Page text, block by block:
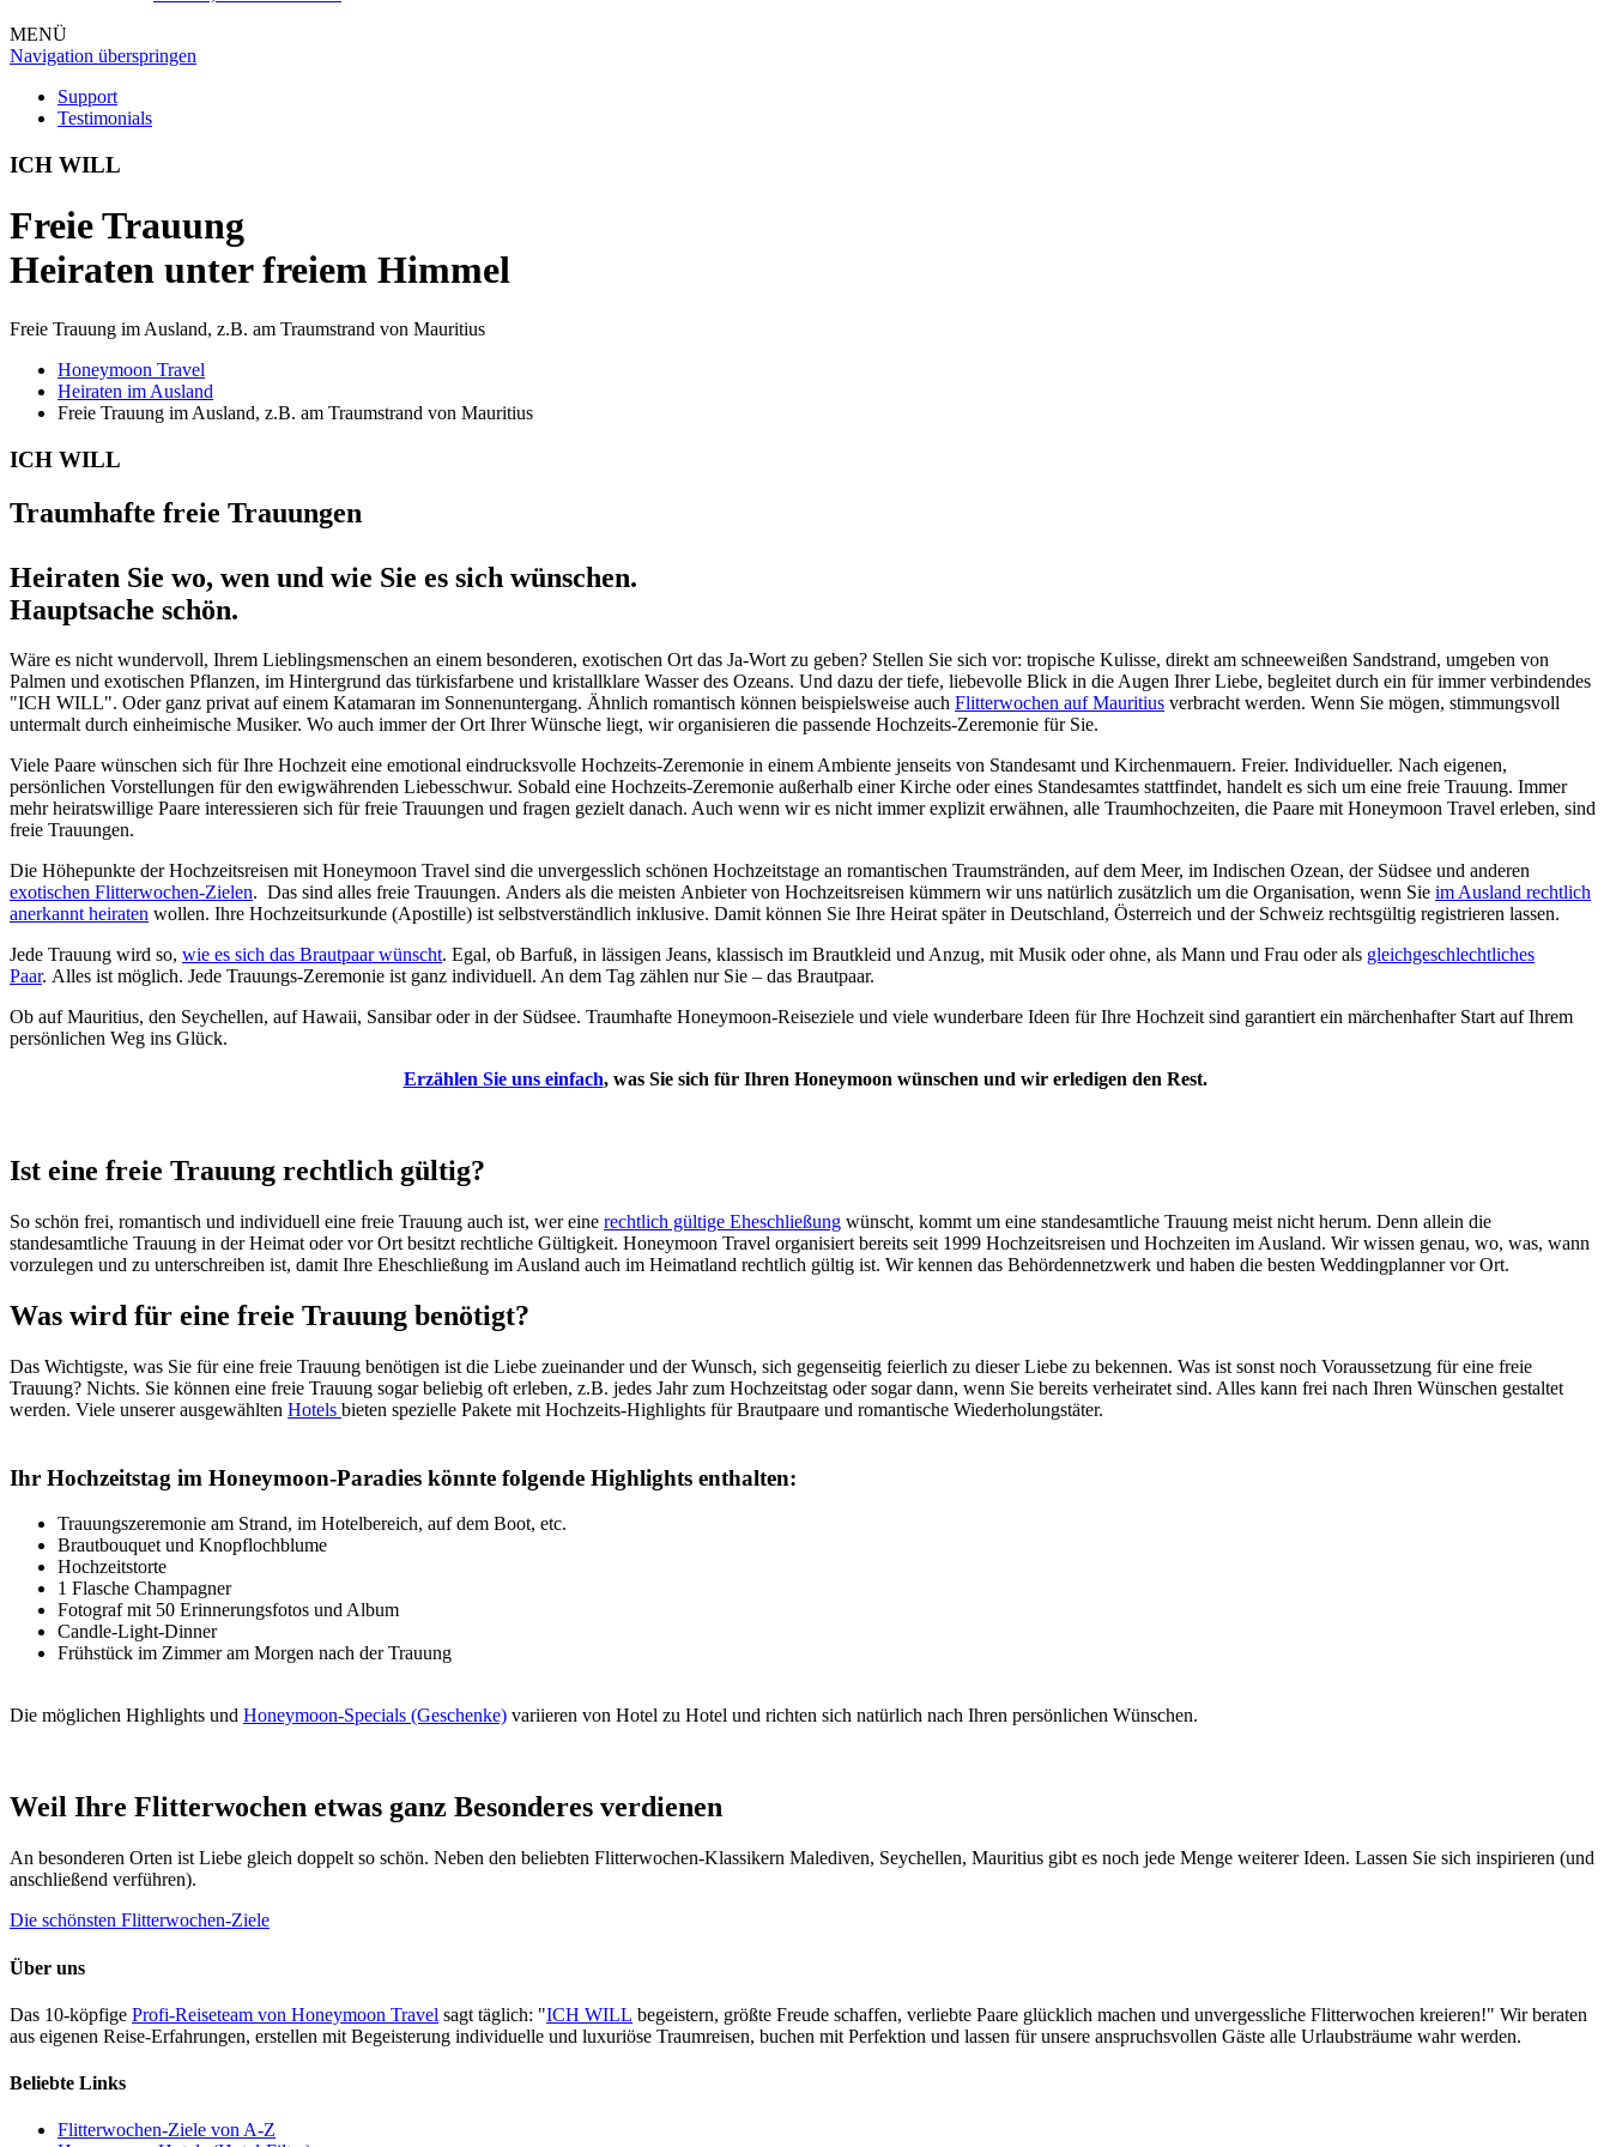
MENÜ
Navigation überspringen
Support
Testimonials
ICH WILL
Freie Trauung
Heiraten unter freiem Himmel
Freie Trauung im Ausland, z.B. am Traumstrand von Mauritius
Honeymoon Travel
Heiraten im Ausland
Freie Trauung im Ausland, z.B. am Traumstrand von Mauritius
ICH WILL
Traumhafte freie Trauungen
Heiraten Sie wo, wen und wie Sie es sich wünschen.
Hauptsache schön.
Wäre es nicht wundervoll, Ihrem Lieblingsmenschen an einem besonderen, exotischen Ort das Ja-Wort zu geben? Stellen Sie sich vor: tropische Kulisse, direkt am schneeweißen Sandstrand, umgeben von
Palmen und exotischen Pflanzen, im Hintergrund das türkisfarbene und kristallklare Wasser des Ozeans. Und dazu der tiefe, liebevolle Blick in die Augen Ihrer Liebe, begleitet durch ein für immer verbindendes
"ICH WILL". Oder ganz privat auf einem Katamaran im Sonnenuntergang. Ähnlich romantisch können beispielsweise auch Flitterwochen auf Mauritius verbracht werden. Wenn Sie mögen, stimmungsvoll
untermalt durch einheimische Musiker. Wo auch immer der Ort Ihrer Wünsche liegt, wir organisieren die passende Hochzeits-Zeremonie für Sie.
Viele Paare wünschen sich für Ihre Hochzeit eine emotional eindrucksvolle Hochzeits-Zeremonie in einem Ambiente jenseits von Standesamt und Kirchenmauern. Freier. Individueller. Nach eigenen,
persönlichen Vorstellungen für den ewigwährenden Liebesschwur. Sobald eine Hochzeits-Zeremonie außerhalb einer Kirche oder eines Standesamtes stattfindet, handelt es sich um eine freie Trauung. Immer
mehr heiratswillige Paare interessieren sich für freie Trauungen und fragen gezielt danach. Auch wenn wir es nicht immer explizit erwähnen, alle Traumhochzeiten, die Paare mit Honeymoon Travel erleben, sind
freie Trauungen.
Die Höhepunkte der Hochzeitsreisen mit Honeymoon Travel sind die unvergesslich schönen Hochzeitstage an romantischen Traumstränden, auf dem Meer, im Indischen Ozean, der Südsee und anderen
exotischen Flitterwochen-Zielen. Das sind alles freie Trauungen. Anders als die meisten Anbieter von Hochzeitsreisen kümmern wir uns natürlich zusätzlich um die Organisation, wenn Sie im Ausland rechtlich
anerkannt heiraten wollen. Ihre Hochzeitsurkunde (Apostille) ist selbstverständlich inklusive. Damit können Sie Ihre Heirat später in Deutschland, Österreich und der Schweiz rechtsgültig registrieren lassen.
Jede Trauung wird so, wie es sich das Brautpaar wünscht. Egal, ob Barfuß, in lässigen Jeans, klassisch im Brautkleid und Anzug, mit Musik oder ohne, als Mann und Frau oder als gleichgeschlechtliches
Paar. Alles ist möglich. Jede Trauungs-Zeremonie ist ganz individuell. An dem Tag zählen nur Sie – das Brautpaar.
Ob auf Mauritius, den Seychellen, auf Hawaii, Sansibar oder in der Südsee. Traumhafte Honeymoon-Reiseziele und viele wunderbare Ideen für Ihre Hochzeit sind garantiert ein märchenhafter Start auf Ihrem
persönlichen Weg ins Glück.
Erzählen Sie uns einfach, was Sie sich für Ihren Honeymoon wünschen und wir erledigen den Rest.
Ist eine freie Trauung rechtlich gültig?
So schön frei, romantisch und individuell eine freie Trauung auch ist, wer eine rechtlich gültige Eheschließung wünscht, kommt um eine standesamtliche Trauung meist nicht herum. Denn allein die
standesamtliche Trauung in der Heimat oder vor Ort besitzt rechtliche Gültigkeit. Honeymoon Travel organisiert bereits seit 1999 Hochzeitsreisen und Hochzeiten im Ausland. Wir wissen genau, wo, was, wann
vorzulegen und zu unterschreiben ist, damit Ihre Eheschließung im Ausland auch im Heimatland rechtlich gültig ist. Wir kennen das Behördennetzwerk und haben die besten Weddingplanner vor Ort.
Was wird für eine freie Trauung benötigt?
Das Wichtigste, was Sie für eine freie Trauung benötigen ist die Liebe zueinander und der Wunsch, sich gegenseitig feierlich zu dieser Liebe zu bekennen. Was ist sonst noch Voraussetzung für eine freie
Trauung? Nichts. Sie können eine freie Trauung sogar beliebig oft erleben, z.B. jedes Jahr zum Hochzeitstag oder sogar dann, wenn Sie bereits verheiratet sind. Alles kann frei nach Ihren Wünschen gestaltet
werden. Viele unserer ausgewählten Hotels bieten spezielle Pakete mit Hochzeits-Highlights für Brautpaare und romantische Wiederholungstäter.
Ihr Hochzeitstag im Honeymoon-Paradies könnte folgende Highlights enthalten:
Trauungszeremonie am Strand, im Hotelbereich, auf dem Boot, etc.
Brautbouquet und Knopflochblume
Hochzeitstorte
1 Flasche Champagner
Fotograf mit 50 Erinnerungsfotos und Album
Candle-Light-Dinner
Frühstück im Zimmer am Morgen nach der Trauung
Die möglichen Highlights und Honeymoon-Specials (Geschenke) variieren von Hotel zu Hotel und richten sich natürlich nach Ihren persönlichen Wünschen.
Weil Ihre Flitterwochen etwas ganz Besonderes verdienen
An besonderen Orten ist Liebe gleich doppelt so schön. Neben den beliebten Flitterwochen-Klassikern Malediven, Seychellen, Mauritius gibt es noch jede Menge weiterer Ideen. Lassen Sie sich inspirieren (und
anschließend verführen).
Die schönsten Flitterwochen-Ziele
Über uns
Das 10-köpfige Profi-Reiseteam von Honeymoon Travel sagt täglich: "ICH WILL begeistern, größte Freude schaffen, verliebte Paare glücklich machen und unvergessliche Flitterwochen kreieren!" Wir beraten
aus eigenen Reise-Erfahrungen, erstellen mit Begeisterung individuelle und luxuriöse Traumreisen, buchen mit Perfektion und lassen für unsere anspruchsvollen Gäste alle Urlaubsträume wahr werden.
Beliebte Links
Flitterwochen-Ziele von A-Z